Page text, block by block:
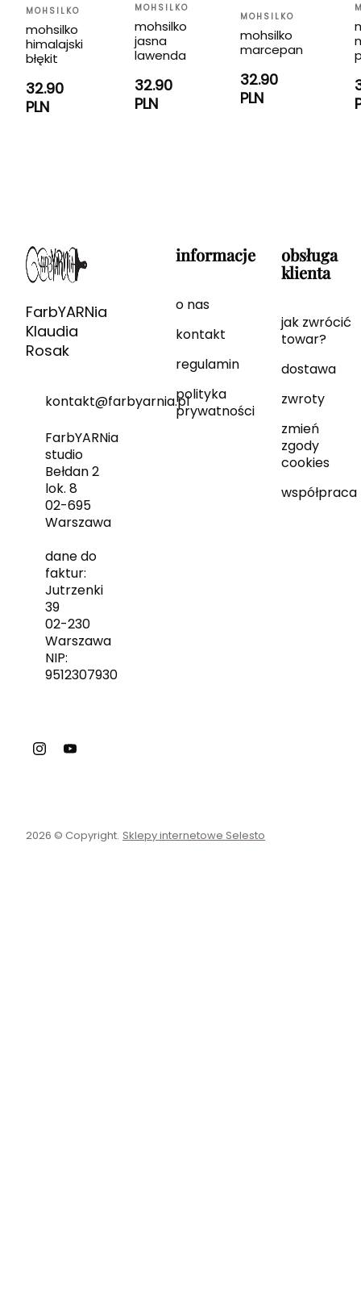
MOHSILKO
mohsilko
himalajski
błękit
32.90
PLN
MOHSILKO
mohsilko
jasna
lawenda
32.90
PLN
MOHSILKO
mohsilko
marcepan
32.90
PLN
FarbYARNia
Klaudia
Rosak
kontakt@farbyarnia.pl
FarbYARNia
studio
Bełdan 2
lok. 8
02-695
Warszawa
dane do
faktur:
Jutrzenki
39
02-230
Warszawa
NIP:
9512307930
informacje
o nas
kontakt
regulamin
polityka
prywatności
obsługa
klienta
jak zwrócić
towar?
dostawa
zwroty
zmień
zgody
cookies
współpraca
2026 © Copyright. Sklepy internetowe Selesto